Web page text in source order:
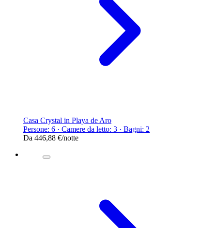
Casa Crystal in Playa de Aro
Persone: 6 · Camere da letto: 3 · Bagni: 2
Da 446,88 €/notte